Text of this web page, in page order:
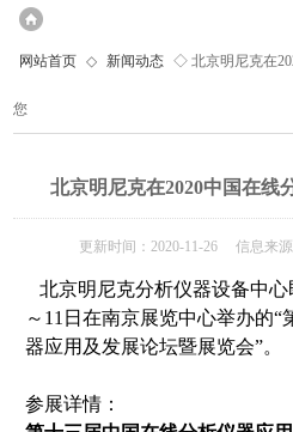
网站首页 ◇ 新闻动态 ◇ 北京明尼克在
您
北京明尼克在2020中国在线
更新时间：2020-11-26 信息来
北京明尼克分析仪器设备中心
～11日在南京展览中心举办的
器应用及发展论坛暨展览会”。
参展详情：